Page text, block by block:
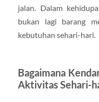
jalan. Dalam
bukan lagi barang
kebutuhan sehari-hari.
Bagaimana
Aktivitas Sehari-